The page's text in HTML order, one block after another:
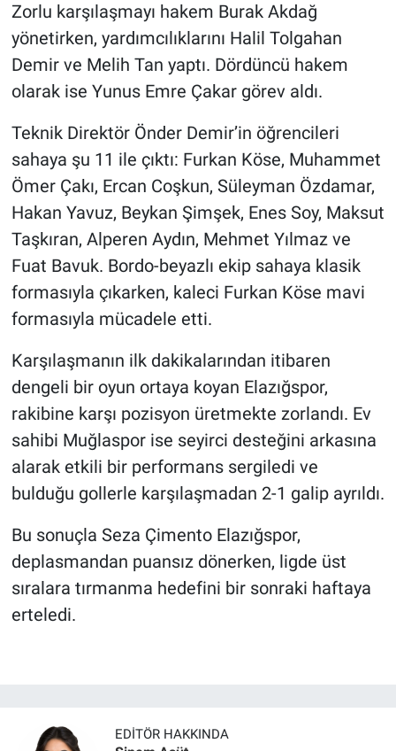
Zorlu karşılaşmayı hakem Burak Akdağ
yönetirken, yardımcılıklarını Halil Tolgahan
Demir ve Melih Tan yaptı. Dördüncü hakem
olarak ise Yunus Emre Çakar görev aldı.
Teknik Direktör Önder Demir’in öğrencileri
sahaya şu 11 ile çıktı: Furkan Köse, Muhammet
Ömer Çakı, Ercan Coşkun, Süleyman Özdamar,
Hakan Yavuz, Beykan Şimşek, Enes Soy, Maksut
Taşkıran, Alperen Aydın, Mehmet Yılmaz ve
Fuat Bavuk. Bordo-beyazlı ekip sahaya klasik
formasıyla çıkarken, kaleci Furkan Köse mavi
formasıyla mücadele etti.
Karşılaşmanın ilk dakikalarından itibaren
dengeli bir oyun ortaya koyan Elazığspor,
rakibine karşı pozisyon üretmekte zorlandı. Ev
sahibi Muğlaspor ise seyirci desteğini arkasına
alarak etkili bir performans sergiledi ve
bulduğu gollerle karşılaşmadan 2-1 galip ayrıldı.
Bu sonuçla Seza Çimento Elazığspor,
deplasmandan puansız dönerken, ligde üst
sıralara tırmanma hedefini bir sonraki haftaya
erteledi.
EDITÖR HAKKINDA